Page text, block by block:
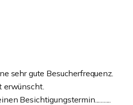
sehr gute Besucherfrequenz.
erwünscht.
Besichtigungstermin...........